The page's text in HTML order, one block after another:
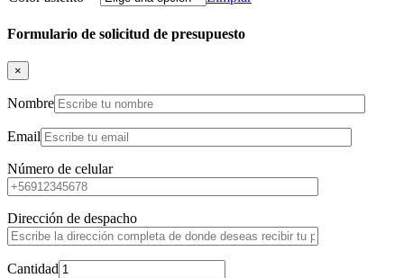
Formulario de solicitud de presupuesto
×
Nombre
Email
Número de celular
Dirección de despacho
Cantidad